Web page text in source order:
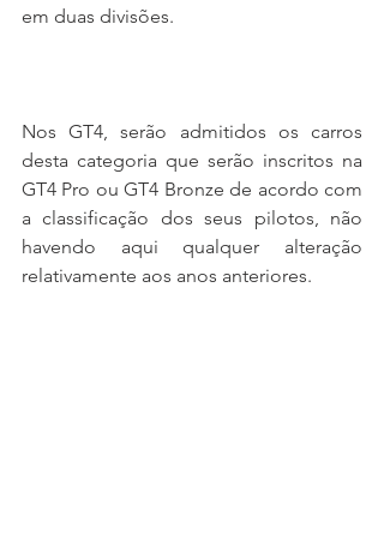
em duas divisões.
Nos GT4, serão admitidos os carros
desta categoria que serão inscritos na
GT4 Pro ou GT4 Bronze de acordo com
a classificação dos seus pilotos, não
havendo aqui qualquer alteração
relativamente aos anos anteriores.